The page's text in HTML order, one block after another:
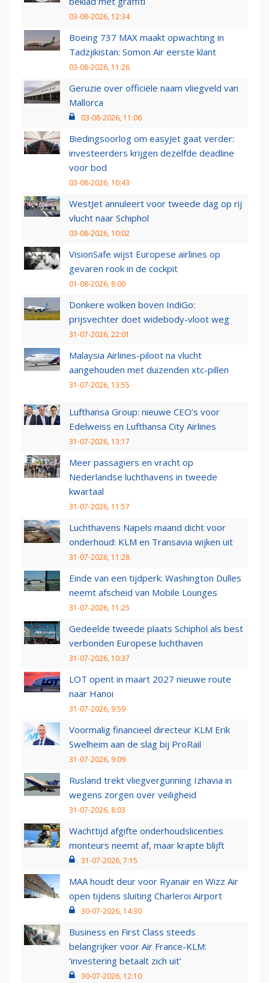
03-08-2026, 12:34
Boeing 737 MAX maakt opwachting in
Tadzjikistan: Somon Air eerste klant
03-08-2026, 11:26
Geruzie over officiële naam vliegveld van
Mallorca
03-08-2026, 11:06
Biedingsoorlog om easyJet gaat verder:
investeerders krijgen dezelfde deadline
voor bod
03-08-2026, 10:43
WestJet annuleert voor tweede dag op rij
vlucht naar Schiphol
03-08-2026, 10:02
VisionSafe wijst Europese airlines op
gevaren rook in de cockpit
01-08-2026, 8:00
Donkere wolken boven IndiGo:
prijsvechter doet widebody-vloot weg
31-07-2026, 22:01
Malaysia Airlines-piloot na vlucht
aangehouden met duizenden xtc-pillen
31-07-2026, 13:55
Lufthansa Group: nieuwe CEO’s voor
Edelweiss en Lufthansa City Airlines
31-07-2026, 13:17
Meer passagiers en vracht op
Nederlandse luchthavens in tweede
kwartaal
31-07-2026, 11:57
Luchthavens Napels maand dicht voor
onderhoud: KLM en Transavia wijken uit
31-07-2026, 11:28
Einde van een tijdperk: Washington Dulles
neemt afscheid van Mobile Lounges
31-07-2026, 11:25
Gedeelde tweede plaats Schiphol als best
verbonden Europese luchthaven
31-07-2026, 10:37
LOT opent in maart 2027 nieuwe route
naar Hanoi
31-07-2026, 9:59
Voormalig financieel directeur KLM Erik
Swelheim aan de slag bij ProRail
31-07-2026, 9:09
Rusland trekt vliegvergunning Izhavia in
wegens zorgen over veiligheid
31-07-2026, 8:03
Wachttijd afgifte onderhoudslicenties
monteurs neemt af, maar krapte blijft
31-07-2026, 7:15
MAA houdt deur voor Ryanair en Wizz Air
open tijdens sluiting Charleroi Airport
30-07-2026, 14:30
Business en First Class steeds
belangrijker voor Air France-KLM:
‘investering betaalt zich uit’
30-07-2026, 12:10